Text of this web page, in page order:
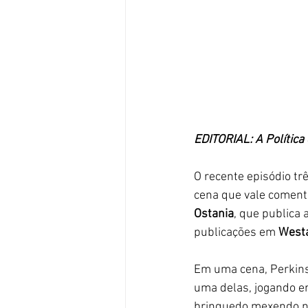
EDITORIAL: A Política
O recente episódio
cena que vale
Ostania, que publica
publicações em
Em uma cena,
uma delas, jogando